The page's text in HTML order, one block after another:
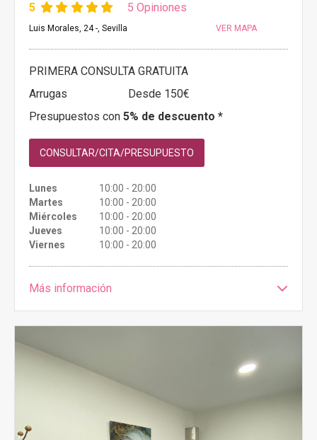
5 5 Opiniones
Luis Morales, 24 -, Sevilla VER MAPA
PRIMERA CONSULTA GRATUITA
Arrugas
Desde 150€
Presupuestos con 5% de descuento *
CONSULTAR/CITA/PRESUPUESTO
Lunes
10:00 - 20:00
Martes
10:00 - 20:00
Miércoles
10:00 - 20:00
Jueves
10:00 - 20:00
Viernes
10:00 - 20:00
Más información